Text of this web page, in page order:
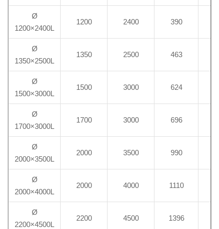
Ø
1200×2400L
1200 2400 390
Ø
1350×2500L
1350 2500 463
Ø
1500×3000L
1500 3000 624
Ø
1700×3000L
1700 3000 696
Ø
2000×3500L
2000 3500 990
Ø
2000×4000L
2000 4000 1110
Ø
2200×4500L
2200 4500 1396